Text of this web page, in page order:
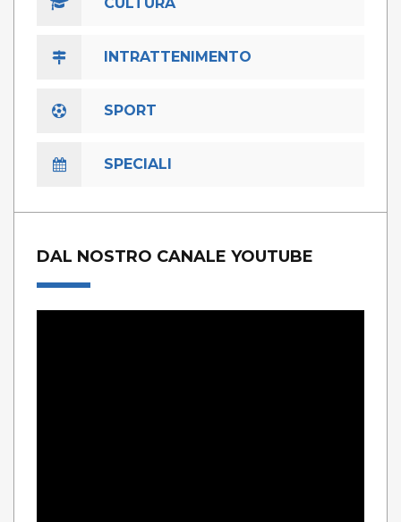
INTRATTENIMENTO
SPORT
SPECIALI
DAL NOSTRO CANALE YOUTUBE